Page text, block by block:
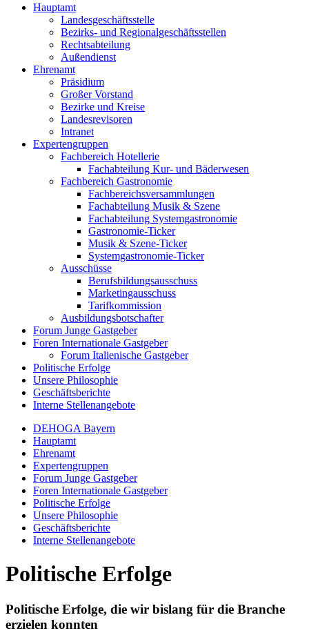
Hauptamt
Landesgeschäftsstelle
Bezirks- und Regionalgeschäftsstellen
Rechtsabteilung
Außendienst
Ehrenamt
Präsidium
Großer Vorstand
Bezirke und Kreise
Landesrevisoren
Intranet
Expertengruppen
Fachbereich Hotellerie
Fachabteilung Kur- und Bäderwesen
Fachbereich Gastronomie
Fachbereichsversammlungen
Fachabteilung Musik & Szene
Fachabteilung Systemgastronomie
Gastronomie-Ticker
Musik & Szene-Ticker
Systemgastronomie-Ticker
Ausschüsse
Berufsbildungsausschuss
Marketingausschuss
Tarifkommission
Ausbildungsbotschafter
Forum Junge Gastgeber
Foren Internationale Gastgeber
Forum Italienische Gastgeber
Politische Erfolge
Unsere Philosophie
Geschäftsberichte
Interne Stellenangebote
DEHOGA Bayern
Hauptamt
Ehrenamt
Expertengruppen
Forum Junge Gastgeber
Foren Internationale Gastgeber
Politische Erfolge
Unsere Philosophie
Geschäftsberichte
Interne Stellenangebote
Politische Erfolge
Politische Erfolge, die wir bislang für die Branche
erzielen konnten